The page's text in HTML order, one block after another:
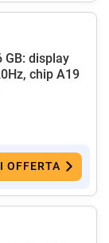
GB: display
chip A19
OFFERTA